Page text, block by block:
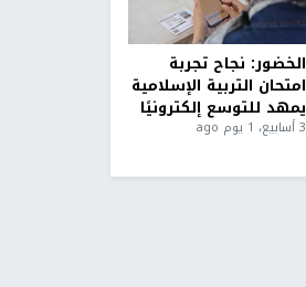
الخضور: نجاح تجربة
امتحان التربية الإسلامية
يمهد للتوسع إلكترونيًا
3 أسابيع، 1 يوم ago